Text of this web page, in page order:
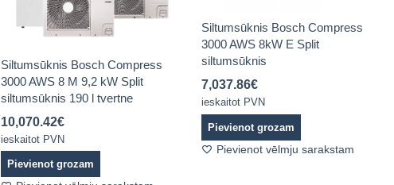
Siltumsūknis Bosch Compress
3000 AWS 8 M 9,2 kW Split
siltumsūknis 190 l tvertne
10,070.42€
ieskaitot PVN
Pievienot grozam
Siltumsūknis Bosch Compress
3000 AWS 8kW E Split
siltumsūknis
7,037.86€
ieskaitot PVN
Pievienot grozam
Pievienot vēlmju sarakstam